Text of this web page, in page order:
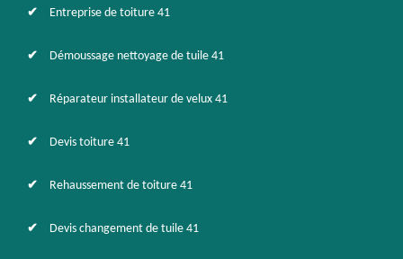
Entreprise de toiture 41
Démoussage nettoyage de tuile 41
Réparateur installateur de velux 41
Devis toiture 41
Rehaussement de toiture 41
Devis changement de tuile 41